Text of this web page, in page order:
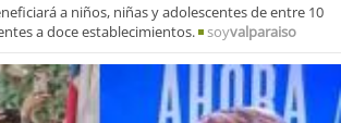
a niños, niñas y adolescentes de entre 10
a doce establecimientos.
soyvalparaiso